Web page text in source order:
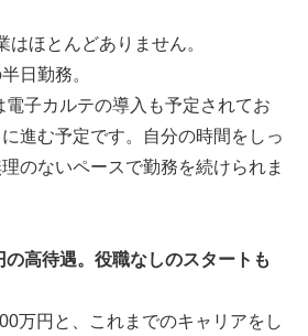
ほとんどありません。
日勤務。
子カルテの導入も予定されてお
進む予定です。自分の時間をしっ
のないペースで勤務を続けられま
高待遇。役職なしのスタートも
万円と、これまでのキャリアをし